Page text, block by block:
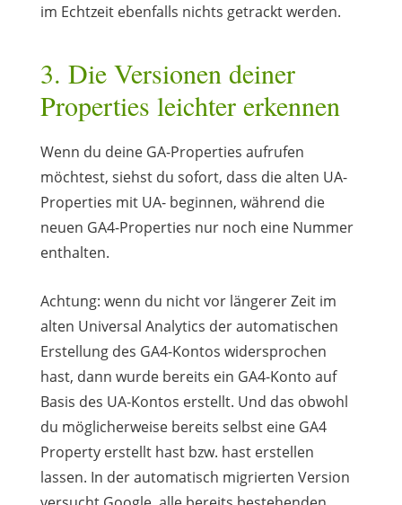
im Echtzeit ebenfalls nichts getrackt werden.
3. Die Versionen deiner
Properties leichter erkennen
Wenn du deine GA-Properties aufrufen
möchtest, siehst du sofort, dass die alten UA-
Properties mit UA- beginnen, während die
neuen GA4-Properties nur noch eine Nummer
enthalten.
Achtung: wenn du nicht vor längerer Zeit im
alten Universal Analytics der automatischen
Erstellung des GA4-Kontos widersprochen
hast, dann wurde bereits ein GA4-Konto auf
Basis des UA-Kontos erstellt. Und das obwohl
du möglicherweise bereits selbst eine GA4
Property erstellt hast bzw. hast erstellen
lassen. In der automatisch migrierten Version